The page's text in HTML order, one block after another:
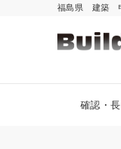
福島県 建築
確認・